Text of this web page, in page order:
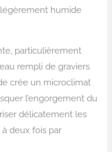
humide
particulièrement
rempli de graviers
crée un microclimat
l’engorgement du
délicatement les
deux fois par